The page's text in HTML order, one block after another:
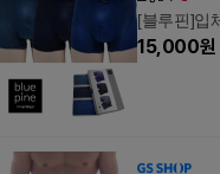
[블루핀]입
15,000원